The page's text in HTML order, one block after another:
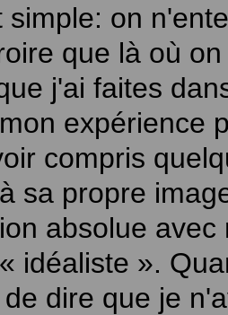
simple: on
que là où
j'ai faites
expérience
compris
sa propre
absolue
idéaliste ».
dire que je